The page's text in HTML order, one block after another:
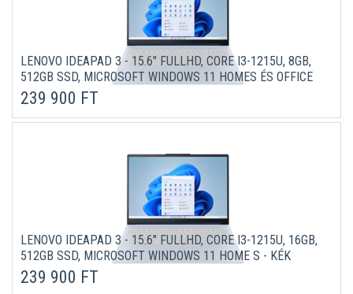
LENOVO IDEAPAD 3 - 15.6" FULLHD, CORE I3-1215U, 8GB,
512GB SSD, MICROSOFT WINDOWS 11 HOMES ÉS OFFICE
365 - KÉK LAPTOP 3 ÉV GARANCIÁVAL (VERZIÓ)
239 900 FT
LENOVO IDEAPAD 3 - 15.6" FULLHD, CORE I3-1215U, 16GB,
512GB SSD, MICROSOFT WINDOWS 11 HOME S - KÉK
LAPTOP 3 ÉV GARANCIÁVAL (VERZIÓ)
239 900 FT